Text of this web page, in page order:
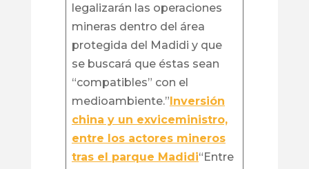
legalizarán las operaciones
mineras dentro del área
protegida del Madidi y que
se buscará que éstas sean
“compatibles” con el
medioambiente.”Inversión
china y un exviceministro,
entre los actores mineros
tras el parque Madidi“Entre